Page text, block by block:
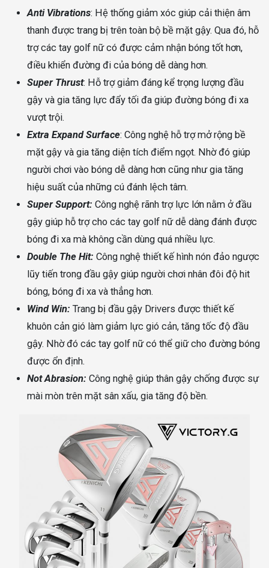
Anti Vibrations: Hệ thống giảm xóc giúp cải thiện âm
thanh được trang bị trên toàn bộ bề mặt gậy. Qua đó, hỗ
trợ các tay golf nữ có được cảm nhận bóng tốt hơn,
điều khiển đường đi của bóng dễ dàng hơn.
Super Thrust: Hỗ trợ giảm đáng kể trọng lượng đầu
gậy và gia tăng lực đẩy tối đa giúp đường bóng đi xa
vượt trội.
Extra Expand Surface: Công nghệ hỗ trợ mở rộng bề
mặt gậy và gia tăng diện tích điểm ngọt. Nhờ đó giúp
người chơi vào bóng dễ dàng hơn cũng như gia tăng
hiệu suất của những cú đánh lệch tâm.
Super Support: Công nghệ rãnh trợ lực lớn nằm ở đầu
gậy giúp hỗ trợ cho các tay golf nữ dễ dàng đánh được
bóng đi xa mà không cần dùng quá nhiều lực.
Double The Hit: Công nghệ thiết kế hình nón đảo ngược
lũy tiến trong đầu gậy giúp người chơi nhân đôi độ hit
bóng, bóng đi xa và thẳng hơn.
Wind Win: Trang bị đầu gậy Drivers được thiết kế
khuôn cản gió làm giảm lực gió cản, tăng tốc độ đầu
gậy. Nhờ đó các tay golf nữ có thể giữ cho đường bóng
được ổn định.
Not Abrasion: Công nghệ giúp thân gậy chống được sự
mài mòn trên mặt sân xấu, gia tăng độ bền.